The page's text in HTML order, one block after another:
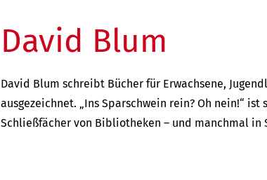
David Blum
David Blum schreibt Bücher für Erwachsene,
ausgezeichnet. „Ins Sparschwein rein? Oh nein!“
Schließfächer von Bibliotheken – und manchmal in